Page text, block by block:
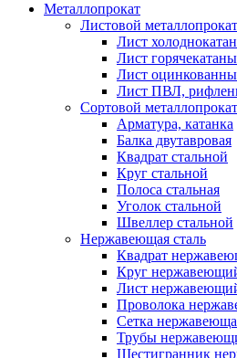
Металлопрокат
Листовой металлопрокат
Лист
Лист
Лист
Лист ПВЛ,
Сортовой металлопрокат
Арматура, катанка
Балка двутавровая
Квадрат стальной
Круг стальной
Полоса стальная
Уголок стальной
Швеллер стальной
Нержавеющая сталь
Квадрат
Круг
Лист
Проволока
Сетка
Трубы
Шестигранник